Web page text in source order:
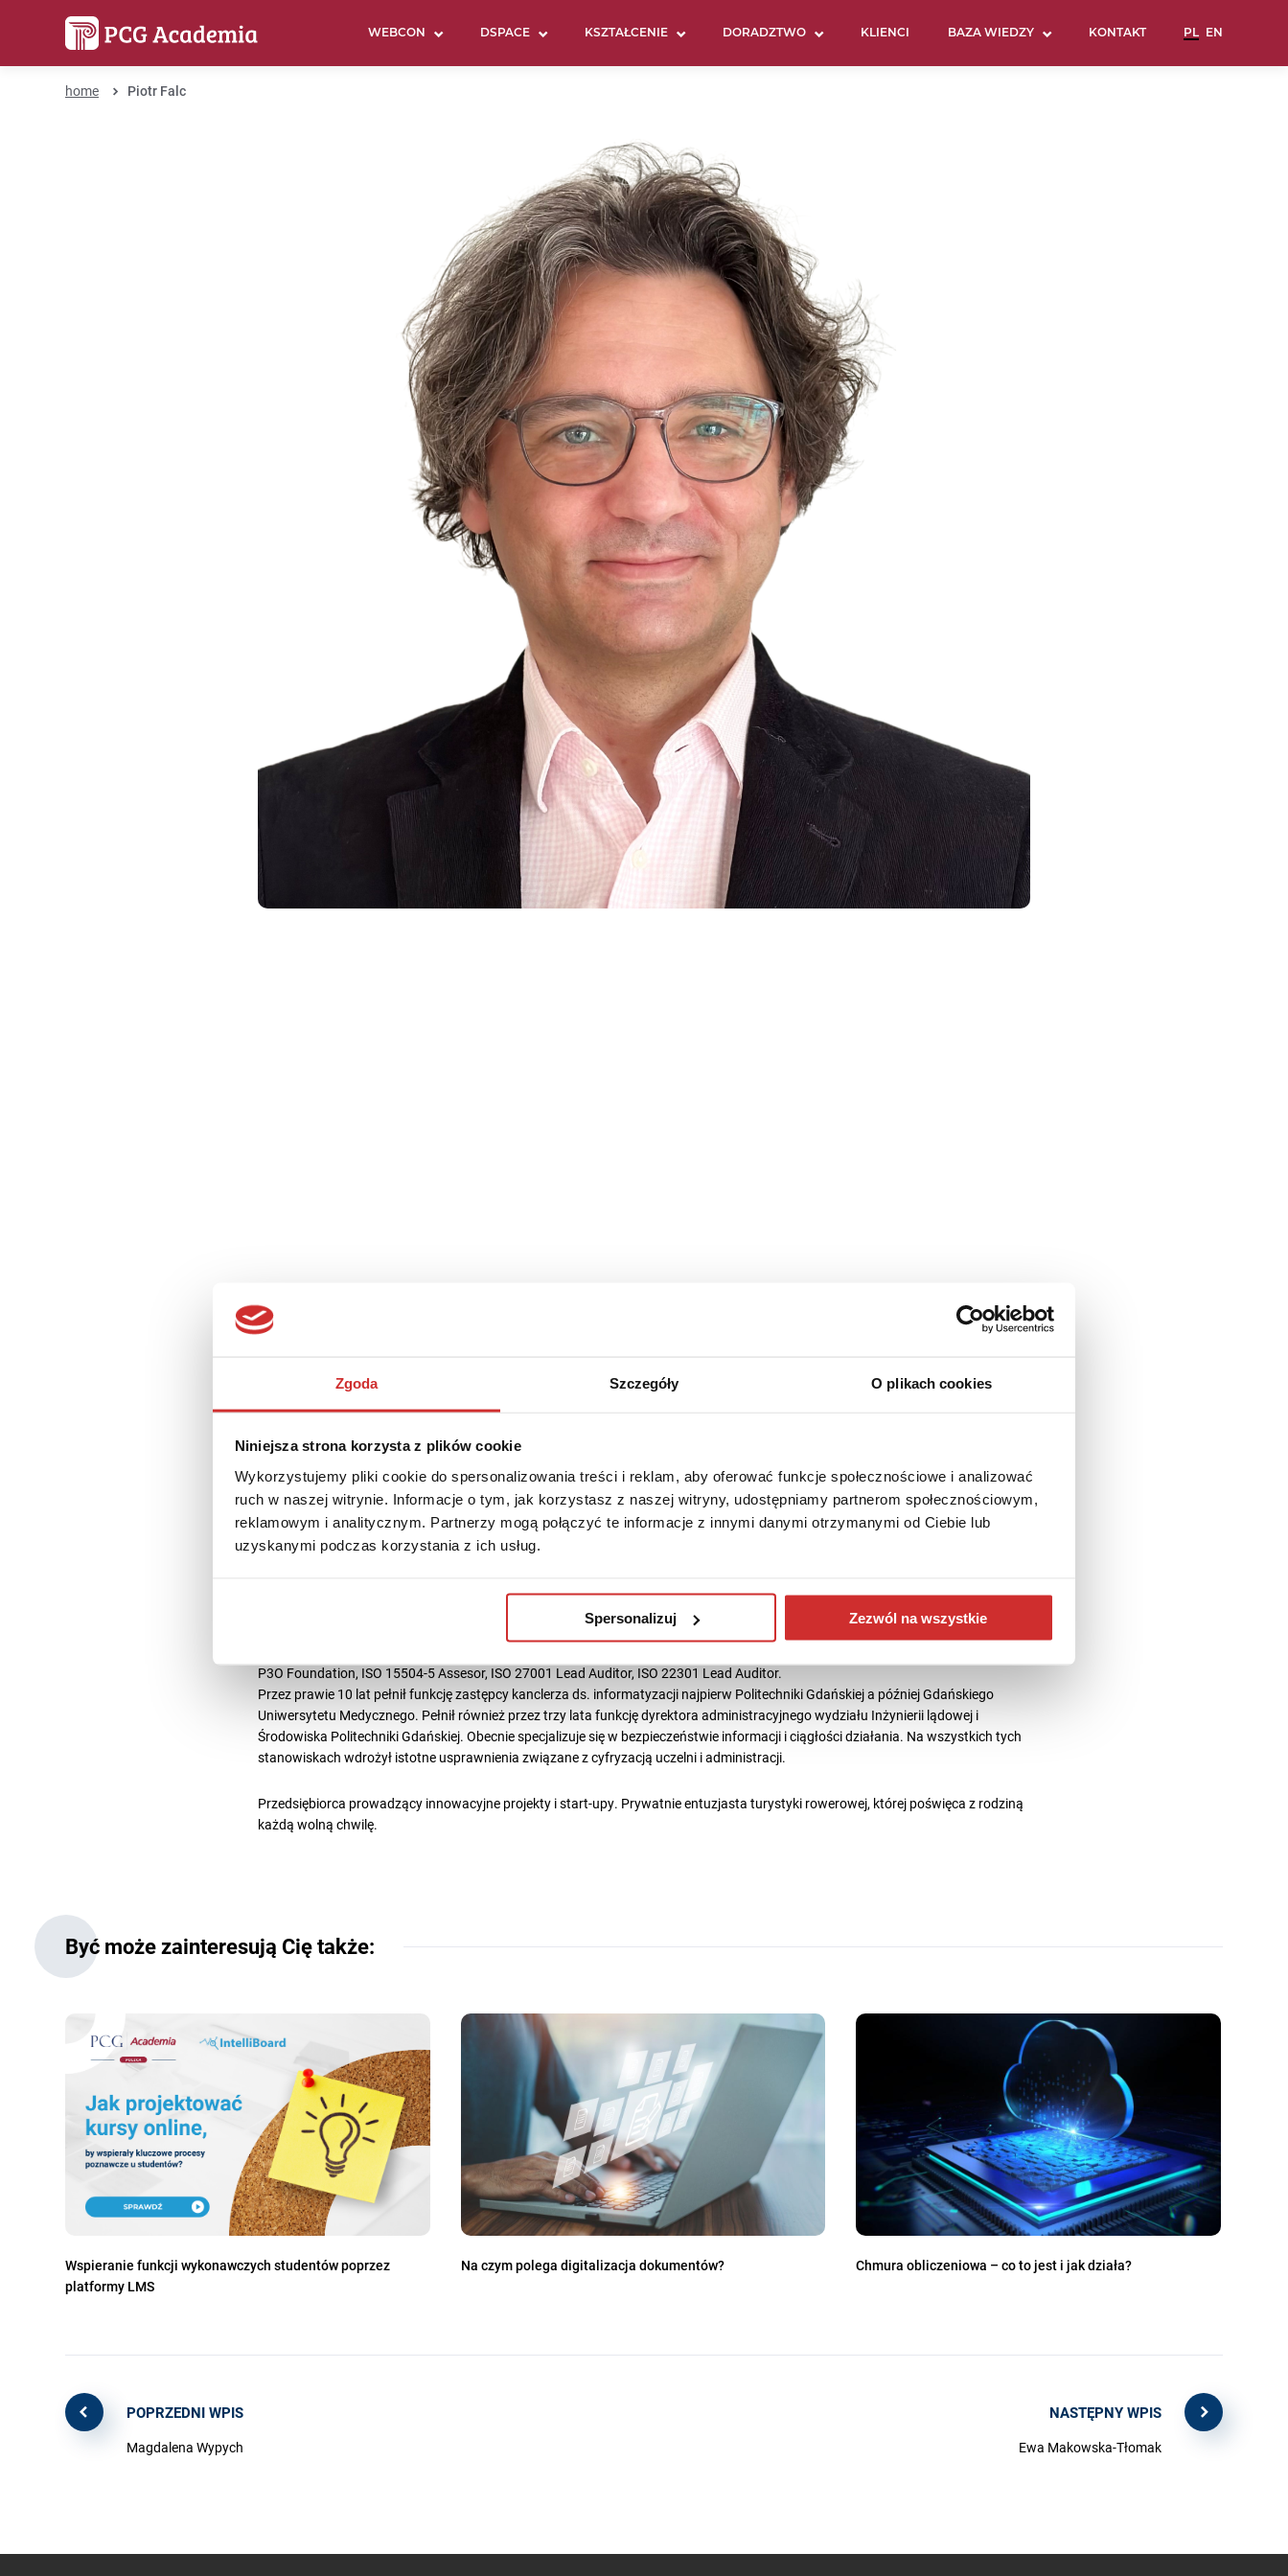
Zgoda Szczegóły O plikach cookies
Niniejsza strona korzysta z plików cookie
Wykorzystujemy pliki cookie do spersonalizowania treści i reklam, aby oferować funkcje społecznościowe i analizować
ruch w naszej witrynie. Informacje o tym, jak korzystasz z naszej witryny, udostępniamy partnerom społecznościowym,
reklamowym i analitycznym. Partnerzy mogą połączyć te informacje z innymi danymi otrzymanymi od Ciebie lub
uzyskanymi podczas korzystania z ich usług.
Spersonalizuj Zezwól na wszystkie
WEBCON DSPACE KSZTAŁCENIE DORADZTWO KLIENCI BAZA WIEDZY KONTAKT
home Piotr Falc
Piotr Falc
24 lipca 2022 1 min czytania
Absolwent wydziału Elektroniki Telekomunikacji i Informatyki Politechniki Gdańskiej. Ukończył również studia podyplomowe z
organizacji wykorzystujący zespoły i projekty jako główne filary działania. Wieloletnie doświadczenie w zarządzaniu
organizacjami, programami i projektami jest poparte min. certyfikatami: Prince2 Practitioner, Agile PM Practitioner, ITIL 4.0
P3O Foundation, ISO 15504-5 Assesor, ISO 27001 Lead Auditor, ISO 22301 Lead Auditor.
Przez prawie 10 lat pełnił funkcję zastępcy kanclerza ds. informatyzacji najpierw Politechniki Gdańskiej a później Gdańskiego
Uniwersytetu Medycznego. Pełnił również przez trzy lata funkcję dyrektora administracyjnego wydziału Inżynierii lądowej i
Środowiska Politechniki Gdańskiej. Obecnie specjalizuje się w bezpieczeństwie informacji i ciągłości działania. Na wszystkich tych
stanowiskach wdrożył istotne usprawnienia związane z cyfryzacją uczelni i administracji.
Przedsiębiorca prowadzący innowacyjne projekty i start-upy. Prywatnie entuzjasta turystyki rowerowej, której poświęca z rodziną
każdą wolną chwilę.
Być może zainteresują Cię także:
Wspieranie funkcji wykonawczych studentów poprzez
platformy LMS
Na czym polega digitalizacja dokumentów? Chmura obliczeniowa – co to jest i jak działa?
POPRZEDNI WPIS
Magdalena Wypych
NASTĘPNY WPIS
Ewa Makowska-Tłomak